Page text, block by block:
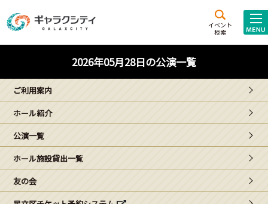
イベント
検索
施設案内
西新井
文化ホール
ギャラクシティとは
こどもみーてぃんぐ
Gがくえん
2026年05月28日の公演一覧
ご利用案内
ホール紹介
公演一覧
ホール施設貸出一覧
友の会